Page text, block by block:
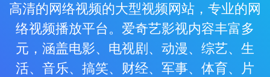
高清的网络视频的大型视频网站，专业的网
络视频播放平台。爱奇艺影视内容丰富多
元，涵盖电影、电视剧、动漫、综艺、生
活、音乐、搞笑、财经、军事、体育、片